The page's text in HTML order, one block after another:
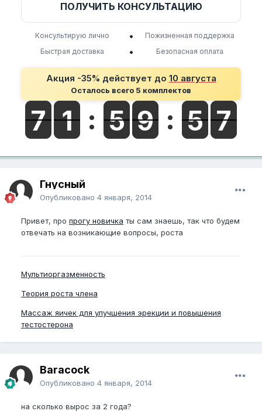
ПОЛУЧИТЬ КОНСУЛЬТАЦИЮ
Консультирую лично •
Пожизненная поддержка
Быстрая доставка
• Безопасная оплата
Акция -35% действует до 10 августа
Осталось всего 5 комплектов
Гнусный
Опубликовано 4 января, 2014
Привет, про прогу новичка ты сам знаешь, так что будем
отвечать на возникающие вопросы, роста
Мультиоргазменность
Теория роста члена
Массаж яичек для улучшения эрекции и повышения
тестостерона
Baracock
Опубликовано 4 января, 2014
на сколько вырос за 2 года?